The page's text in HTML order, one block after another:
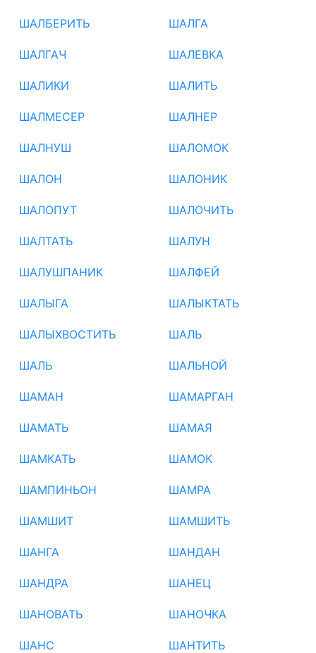
ШАЛБЕРИТЬ ШАЛГА
ШАЛГАЧ ШАЛЕВКА
ШАЛИКИ ШАЛИТЬ
ШАЛМЕСЕР ШАЛНЕР
ШАЛНУШ ШАЛОМОК
ШАЛОН ШАЛОНИК
ШАЛОПУТ ШАЛОЧИТЬ
ШАЛТАТЬ ШАЛУН
ШАЛУШПАНИК ШАЛФЕЙ
ШАЛЫГА ШАЛЫКТАТЬ
ШАЛЫХВОСТИТЬ ШАЛЬ
ШАЛЬ ШАЛЬНОЙ
ШАМАН ШАМАРГАН
ШАМАТЬ ШАМАЯ
ШАМКАТЬ ШАМОК
ШАМПИНЬОН ШАМРА
ШАМШИТ ШАМШИТЬ
ШАНГА ШАНДАН
ШАНДРА ШАНЕЦ
ШАНОВАТЬ ШАНОЧКА
ШАНС ШАНТИТЬ